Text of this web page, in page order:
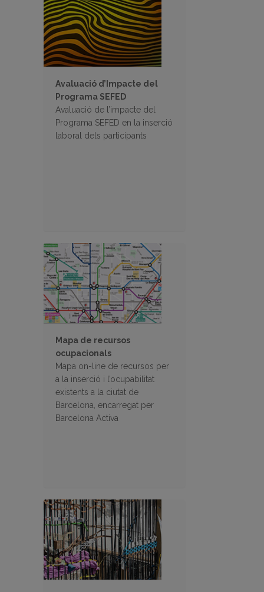
Avaluació d’Impacte del
Programa SEFED
Avaluació de l’impacte del
Programa SEFED en la inserció
laboral dels participants
Mapa de recursos
ocupacionals
Mapa on-line de recursos per
a la inserció i l’ocupabilitat
existents a la ciutat de
Barcelona, encarregat per
Barcelona Activa